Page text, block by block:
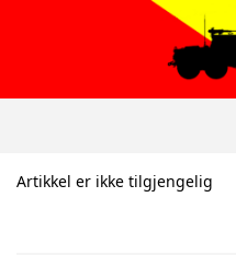
Artikkel er ikke tilgjengelig